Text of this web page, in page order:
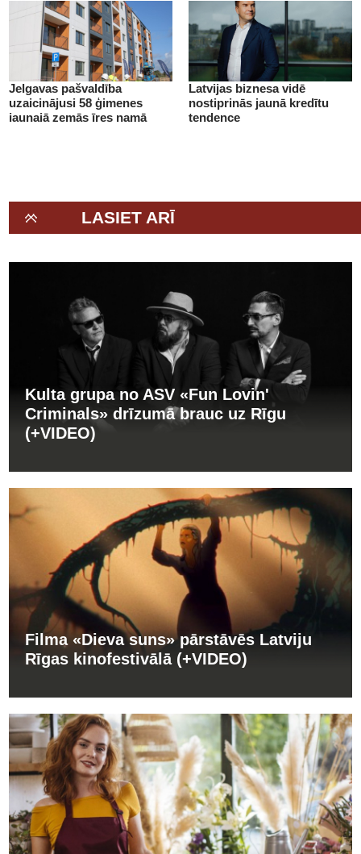
Jelgavas pašvaldība
uzaicinājusi 58 ģimenes
jaunajā zemās īres namā
Latvijas biznesa vidē
nostiprinās jaunā kredītu
tendence
LASIET ARĪ
Kulta grupa no ASV «Fun Lovin'
Criminals» drīzumā brauc uz Rīgu
(+VIDEO)
Filma «Dieva suns» pārstāvēs Latviju
Rīgas kinofestivālā (+VIDEO)